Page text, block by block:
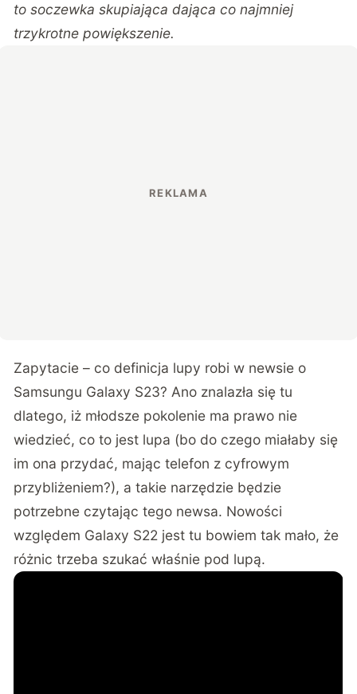
tosoczewka skupiająca dająca co najmniej
trzykrotne powiększenie.
Zapytacie – co definicja lupy robi w newsie o
Samsungu Galaxy S23? Ano znalazła się tu
dlatego, iż młodsze pokolenie ma prawo nie
wiedzieć, co to jest lupa (bo do czego miałaby się
im ona przydać, mając telefon z cyfrowym
przybliżeniem?), a takie narzędzie będzie
potrzebne czytając tego newsa. Nowości
względem Galaxy S22 jest tu bowiem tak mało, że
różnic trzeba szukać właśnie pod lupą.